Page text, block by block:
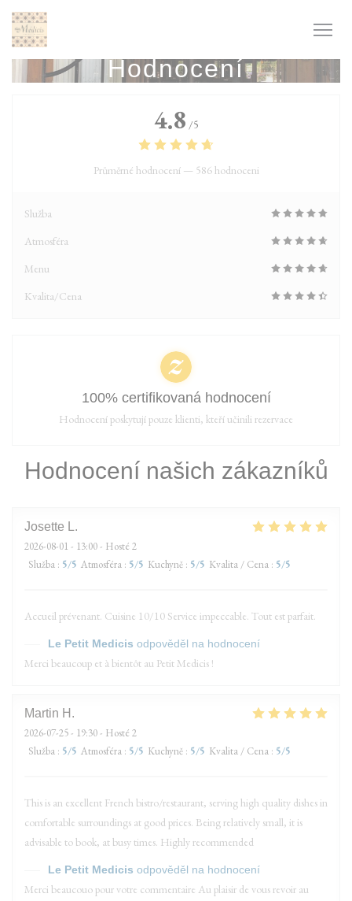
Panel pro správu cookies
Hodnocení
Hodnocení našich zákazníků
Josette L
2026-08-01 - 13:00 - Hosté 2
Služba : 5/5 Atmosféra : 5/5 Kuchyně : 5/5 Kvalita / Cena : 5/5
Accueil prévenant. Cuisine 10/10 Service impeccable. Tout est parfait.
Le Petit Medicis odpověděl na hodnocení
Merci beaucoup et à bientôt au Petit Medicis !
Martin H
2026-07-25 - 19:30 - Hosté 2
Služba : 5/5 Atmosféra : 5/5 Kuchyně : 5/5 Kvalita / Cena : 5/5
This is an excellent French bistro/restaurant, serving high quality dishes in
comfortable surroundings at good prices. Being relatively small, it is
advisable to book, at busy times. Highly recommended
Le Petit Medicis odpověděl na hodnocení
Merci beaucouo pour votre commentaire Au plaisir de vous revoir au
4.8 /5
Průměrné hodnocení — 586 hodnoceni
Služba
Atmosféra
Menu
Kvalita/Cena
100% certifikovaná hodnocení
Hodnocení poskytují pouze klienti, kteří učinili rezervace